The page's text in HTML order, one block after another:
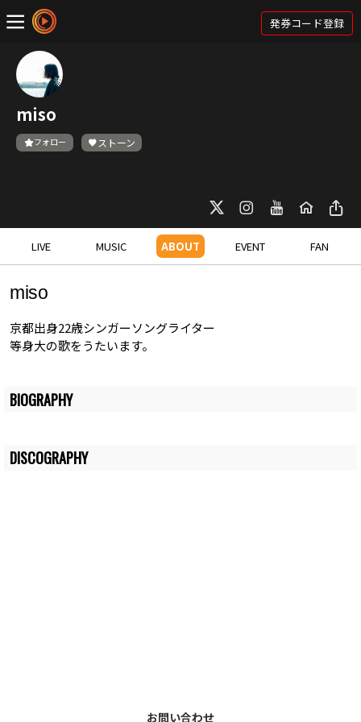
発券コード登録
miso
フォロー ストーン
LIVE MUSIC ABOUT EVENT FAN
miso
京都出身22歳シンガーソングライター
等身大の歌をうたいます。
BIOGRAPHY
DISCOGRAPHY
お問い合わせ